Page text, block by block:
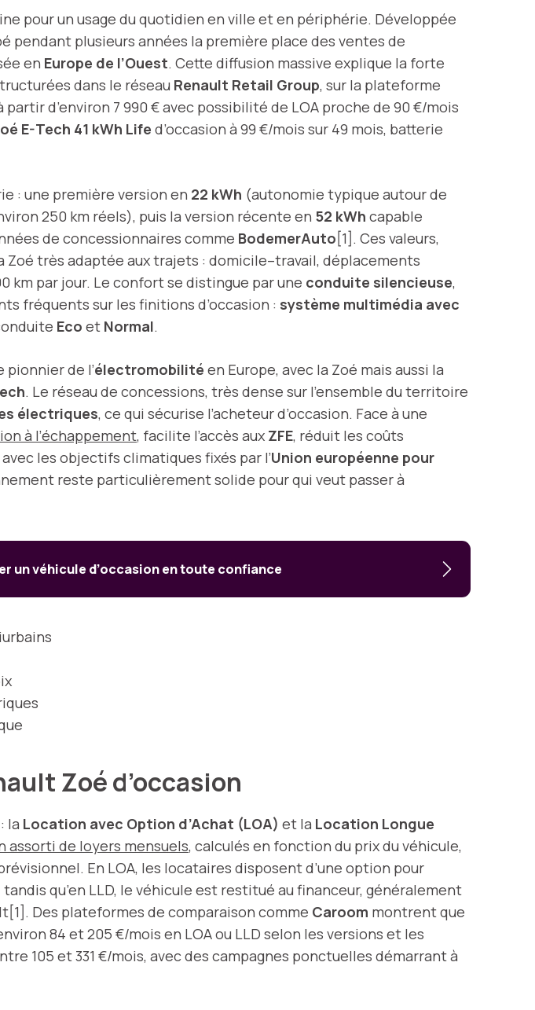
pour un usage du quotidien en ville et en périphérie. Développée
pendant plusieurs années la première place des ventes de
en Europe de l’Ouest. Cette diffusion massive explique la forte
dans le réseau Renault Retail Group, sur la plateforme
partir d’environ 7 990 € avec possibilité de LOA proche de 90 €/mois
E-Tech 41 kWh Life d’occasion à 99 €/mois sur 49 mois, batterie
: une première version en 22 kWh (autonomie typique autour de
250 km réels), puis la version récente en 52 kWh capable
de concessionnaires comme BodemerAuto [1]. Ces valeurs,
très adaptée aux trajets : domicile–travail, déplacements
par jour. Le confort se distingue par une conduite silencieuse,
fréquents sur les finitions d’occasion : système multimédia avec
Eco et Normal.
pionnier de l’électromobilité en Europe, avec la Zoé mais aussi la
. Le réseau de concessions, très dense sur l’ensemble du territoire
électriques, ce qui sécurise l’acheteur d’occasion. Face à une
à l’échappement, facilite l’accès aux ZFE, réduit les coûts
les objectifs climatiques fixés par l’Union européenne pour
reste particulièrement solide pour qui veut passer à
un véhicule d’occasion en toute confiance
Zoé d’occasion
la Location avec Option d’Achat (LOA) et la Location Longue
de loyers mensuels, calculés en fonction du prix du véhicule,
En LOA, les locataires disposent d’une option pour
qu’en LLD, le véhicule est restitué au financeur, généralement
Des plateformes de comparaison comme Caroom montrent que
84 et 205 €/mois en LOA ou LLD selon les versions et les
105 et 331 €/mois, avec des campagnes ponctuelles démarrant à